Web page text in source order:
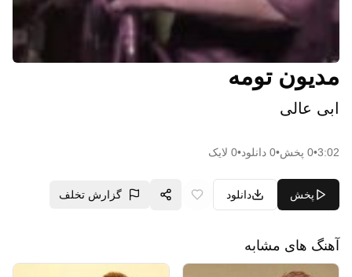
مدیون تومه
ابی عالی
3:02
•
0 پخش•
0 دانلود•
0 لایک
پخش دانلود گزارش تخلف
آهنگ های مشابه